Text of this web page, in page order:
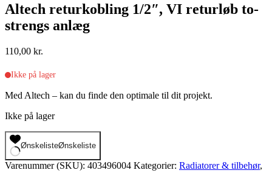
Altech returkobling 1/2″, VI returløb to-
strengs anlæg
110,00 kr.
Ikke på lager
Med Altech – kan du finde den optimale til dit projekt.
Ikke på lager
ØnskelisteØnskeliste
Varenummer (SKU): 403496004 Kategorier: Radiatorer & tilbehør,